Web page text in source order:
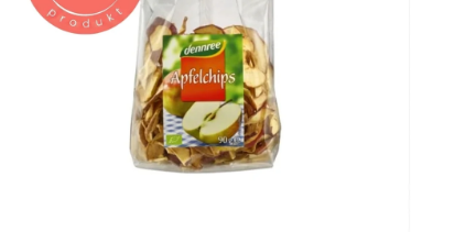
hvězdiček.